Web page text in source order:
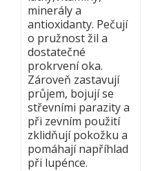
minerály a
antioxidanty. Pečují
o pružnost žil a
dostatečné
prokrvení oka.
Zároveň zastavují
průjem, bojují se
střevními parazity a
při zevním použití
zklidňují pokožku a
pomáhají napříhlad
při lupénce.